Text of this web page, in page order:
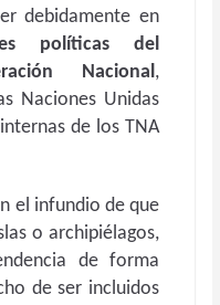
debidamente en
políticas del
Nacional,
Naciones Unidas
de los TNA
el infundio de que
o archipiélagos,
de forma
de ser incluidos